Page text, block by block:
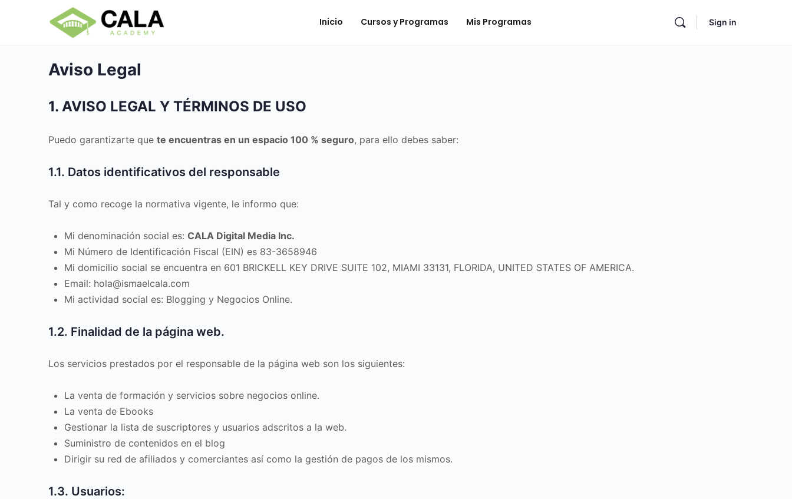
Inicio Cursos y Programas Mis Programas Sign in
Aviso Legal
1. AVISO LEGAL Y TÉRMINOS DE USO
Puedo garantizarte que te encuentras en un espacio 100 % seguro, para ello debes saber:
1.1. Datos identificativos del responsable
Tal y como recoge la normativa vigente, le informo que:
Mi denominación social es: CALA Digital Media Inc.
Mi Número de Identificación Fiscal (EIN) es 83-3658946
Mi domicilio social se encuentra en 601 BRICKELL KEY DRIVE SUITE 102, MIAMI 33131, FLORIDA, UNITED STATES OF AMERICA.
Email: hola@ismaelcala.com
Mi actividad social es: Blogging y Negocios Online.
1.2. Finalidad de la página web.
Los servicios prestados por el responsable de la página web son los siguientes:
La venta de formación y servicios sobre negocios online.
La venta de Ebooks
Gestionar la lista de suscriptores y usuarios adscritos a la web.
Suministro de contenidos en el blog
Dirigir su red de afiliados y comerciantes así como la gestión de pagos de los mismos.
1.3. Usuarios: